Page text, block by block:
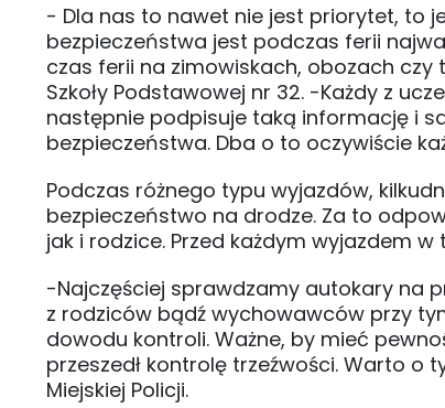
- Dla nas to nawet nie jest priorytet, to
bezpieczeństwa jest podczas ferii
czas ferii na zimowiskach, obozach czy
Szkoły Podstawowej nr 32. -Każdy z
następnie podpisuje taką informację i
bezpieczeństwa. Dba o to oczywiście
Podczas różnego typu wyjazdów,
bezpieczeństwo na drodze. Za to
jak i rodzice. Przed każdym wyjazdem
-Najczęściej sprawdzamy autokary na
z rodziców bądź wychowawców przy
dowodu kontroli. Ważne, by mieć
przeszedł kontrolę trzeźwości. Warto o
Miejskiej Policji.